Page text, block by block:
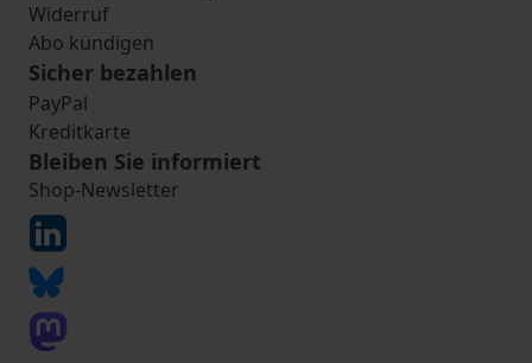
Widerruf
Abo kündigen
Sicher bezahlen
PayPal
Kreditkarte
Bleiben Sie informiert
Shop-Newsletter